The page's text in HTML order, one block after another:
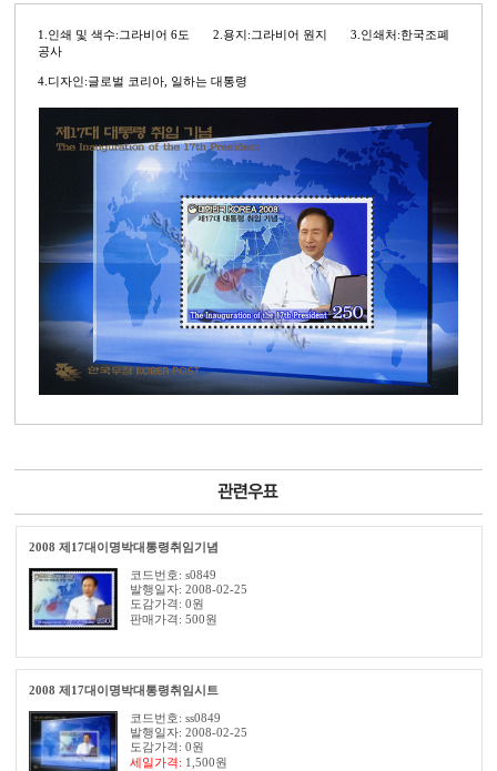
1.인쇄 및 색수:그라비어 6도 2.용지:그라비어 원지 3.인쇄처:한국조폐
공사
4.디자인:글로벌 코리아, 일하는 대통령
2008 제17대이명박대통령취임기념
코드번호: s0849
발행일자: 2008-02-25
도감가격: 0원
판매가격:500원
2008 제17대이명박대통령취임시트
코드번호: ss0849
발행일자: 2008-02-25
도감가격: 0원
세일가격: 1,500원